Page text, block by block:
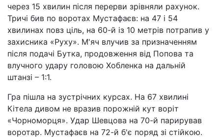
через 15 хвилин після перерви зрівняли рахунок.
Тричі бив по воротах Мустафаєв: на 47 і 54
хвилинах повз ціль, на 60-й із 10 метрів потрапив у
захисника «Руху». М'яч влучив за призначенням
після подачі Бутка, продовження від Попова та
влучного удару головою Хобленка на дальній
штанзі – 1:1.
Гра пішла на зустрічних курсах. На 67 хвилині
Кітела дивом не вразив порожній кут воріт
«Чорноморця». Удар Шевцова на 70-й парирував
воротар. Мустафаєв на 72-й б'є поряд зі стійкою.